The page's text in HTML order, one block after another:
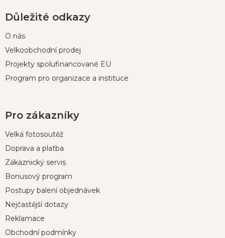
Důležité odkazy
O nás
Velkoobchodní prodej
Projekty spolufinancované EU
Program pro organizace a instituce
Pro zákazníky
Velká fotosoutěž
Doprava a platba
Zákaznický servis
Bonusový program
Postupy balení objednávek
Nejčastější dotazy
Reklamace
Obchodní podmínky